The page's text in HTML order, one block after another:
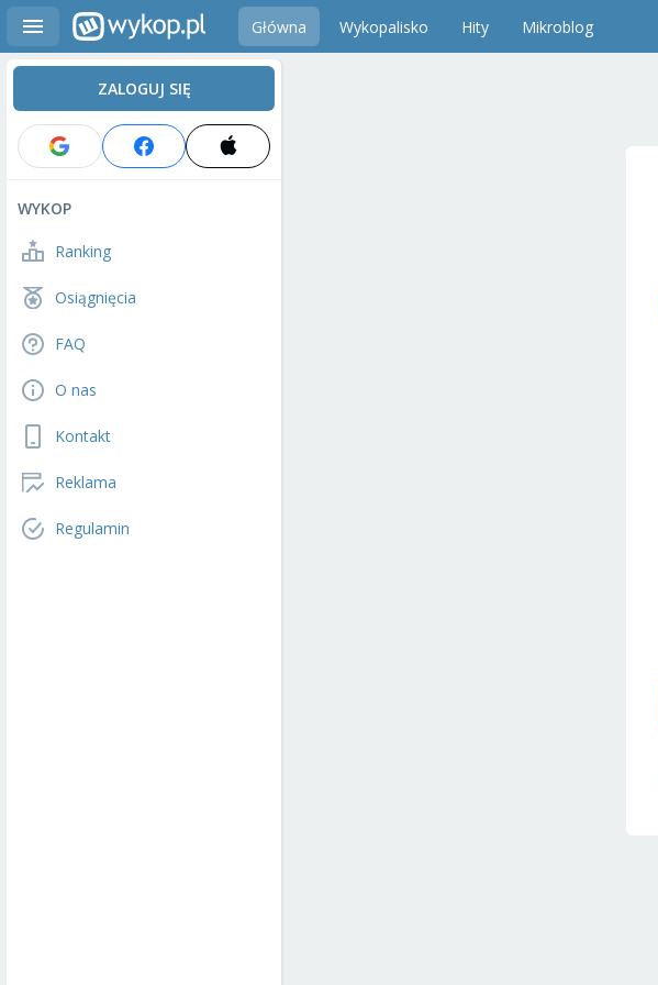
Główna Wykopalisko Hity Mikroblog
ZALOGUJ SIĘ
WYKOP
Ranking
Osiągnięcia
FAQ
O nas
Kontakt
Reklama
Regulamin